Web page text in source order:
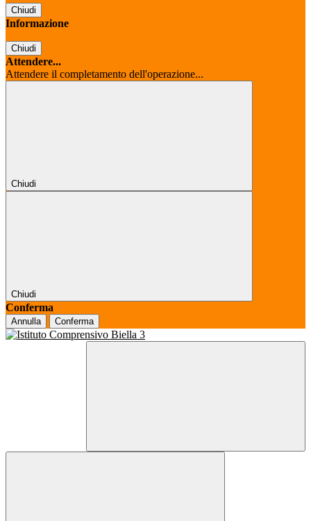
Chiudi
Informazione
Chiudi
Attendere...
Attendere il completamento dell'operazione...
Chiudi
Chiudi
Conferma
Annulla Conferma